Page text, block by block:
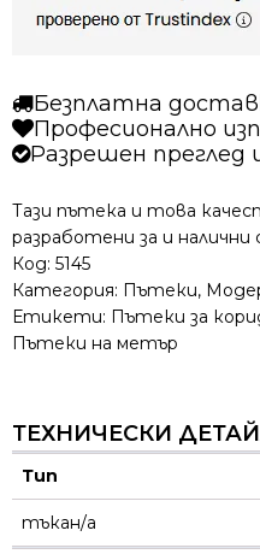
Безплатна
Професионално
Разрешен
Тази пътека и това
разработени за и
Код: 5145
Категория: Пътеки,
Етикети: Пътеки за
Пътеки на метър
ТЕХНИЧЕСКИ
Тип
тъкан/а